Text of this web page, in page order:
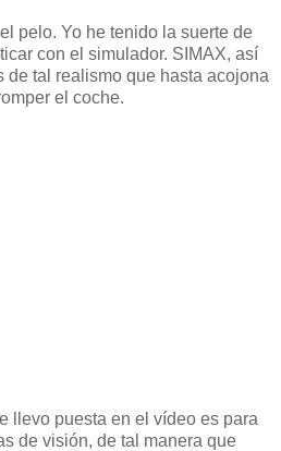
pelo. Yo he tenido la suerte de
con el simulador. SIMAX, así
de tal realismo que hasta acojona
el coche.
llevo puesta en el vídeo es para
de visión, de tal manera que